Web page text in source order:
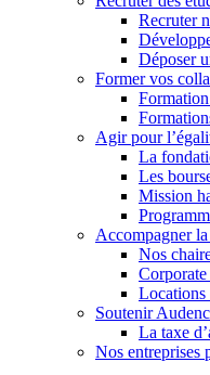
Recruter
Déposer
Former vos
Agir pour
La
Les
Mission
Accompagner
Nos
Locations
Soutenir
La taxe
Nos entreprises